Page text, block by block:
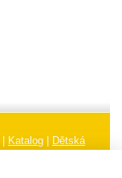
Katalog
Dětská